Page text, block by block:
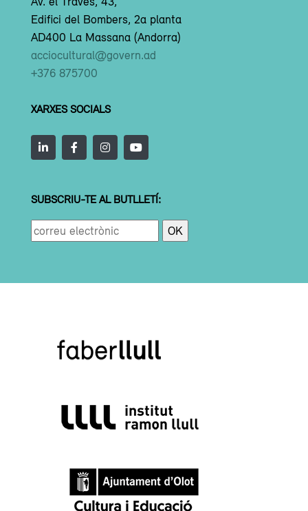
Edifici del Bombers, 2a planta
AD400 La Massana (Andorra)
acciocultural@govern.ad
+376 875700
XARXES SOCIALS
SUBSCRIU-TE AL BUTLLETÍ: